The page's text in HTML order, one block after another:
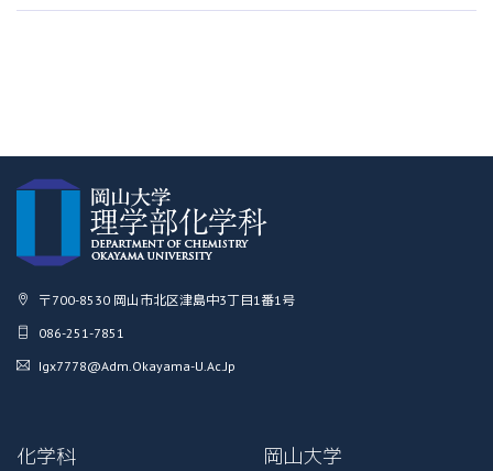
〒700-8530 岡山市北区津島中3丁目1番1号
086-251-7851
Igx7778@adm.okayama-U.ac.jp
化学科 岡山大学